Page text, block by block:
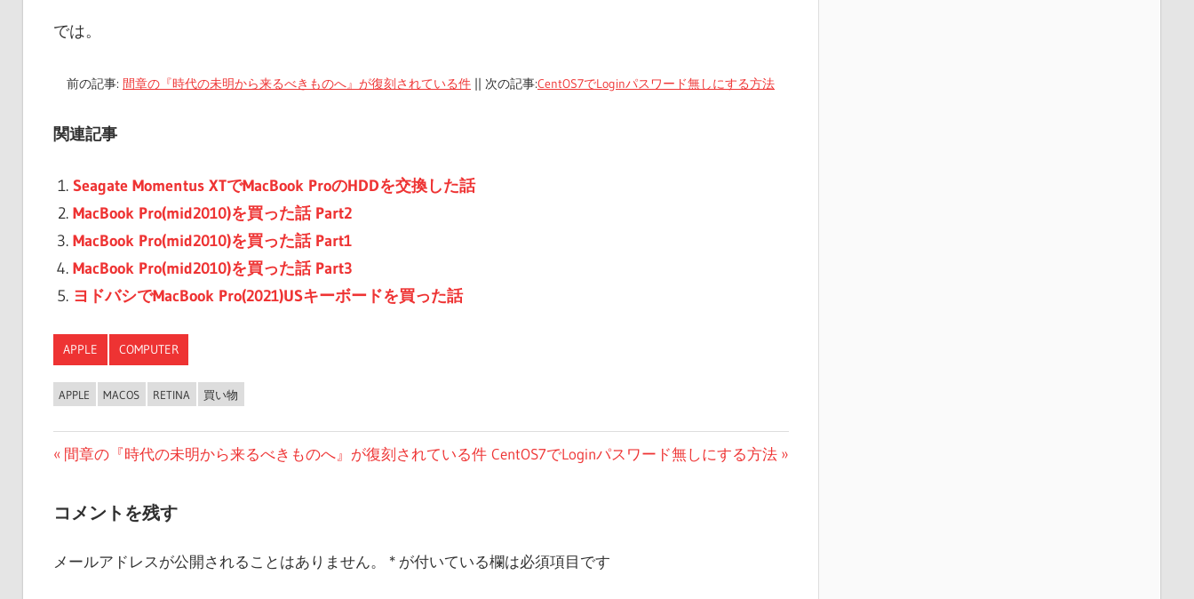
では。
前の記事: 間章の『時代の未明から来るべきものへ』が復刻されている件 || 次の記事:CentOS7でLoginパスワード無しにする方法
関連記事
Seagate Momentus XTでMacBook ProのHDDを交換した話
MacBook Pro(mid2010)を買った話 Part2
MacBook Pro(mid2010)を買った話 Part1
MacBook Pro(mid2010)を買った話 Part3
ヨドバシでMacBook Pro(2021)USキーボードを買った話
APPLE COMPUTER
APPLE MACOS RETINA 買い物
投
ナ
ビ
前
投
間章の『時代の未明から来るべきものへ』が復刻されている件 次
CentOS7でLoginパスワード無しにする方法
コメントを残す
メールアドレスが公開されることはありません。 *が付いている欄は必須項目です